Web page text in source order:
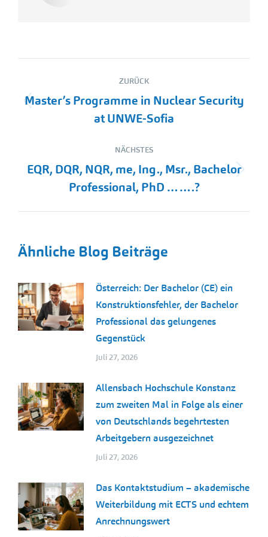
Kommentarnavigation
ZURÜCK
Vorheriger
Beitrag:
Master’s Programme in Nuclear Security
at UNWE-Sofia
NÄCHSTES
Nächster
Beitrag:
EQR, DQR, NQR, me, Ing., Msr., Bachelor
Professional, PhD …….?
Ähnliche Blog Beiträge
Österreich: Der Bachelor (CE) ein
Konstruktionsfehler, der Bachelor
Professional das gelungenes
Gegenstück
Juli 27, 2026
Allensbach Hochschule Konstanz
zum zweiten Mal in Folge als einer
von Deutschlands begehrtesten
Arbeitgebern ausgezeichnet
Juli 27, 2026
Das Kontaktstudium – akademische
Weiterbildung mit ECTS und echtem
Anrechnungswert